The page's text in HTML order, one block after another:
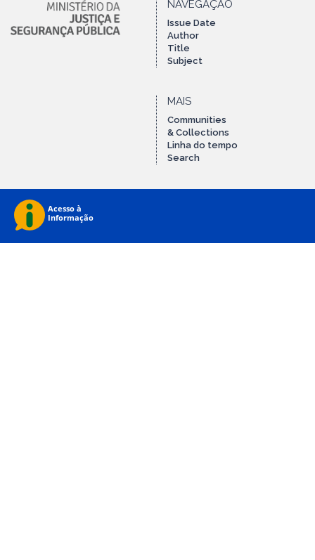
NAVEGAÇÃO
Issue Date
Author
Title
Subject
MAIS
Communities
& Collections
Linha do tempo
Search